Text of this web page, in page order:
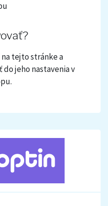
tejto stránke a
jeho nastavenia v